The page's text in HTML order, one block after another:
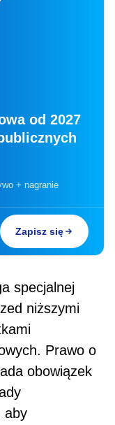
od 2027
+ nagranie
Zapisz się
specjalnej
niższymi
Prawo o
obowiązek
aby